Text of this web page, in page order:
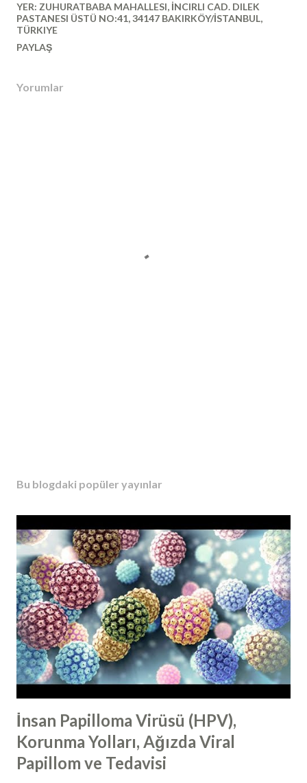
YER: ZUHURATBABA MAHALLESI, İNCIRLI CAD. DILEK
PASTANESI ÜSTÜ NO:41, 34147 BAKIRKÖY/İSTANBUL,
TÜRKIYE
PAYLAŞ
Yorumlar
Bu blogdaki popüler yayınlar
İnsan Papilloma Virüsü (HPV),
Korunma Yolları, Ağızda Viral
Papillom ve Tedavisi